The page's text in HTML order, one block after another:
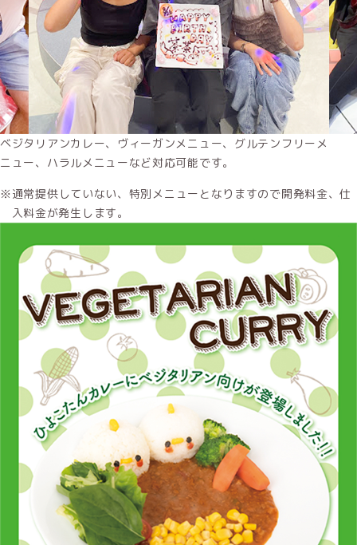
PREV
ベジタリアンカレー、ヴィーガンメニュー、グルテンフリーメ
ニュー、ハラルメニューなど対応可能です。
通常提供していない、特別メニューとなりますので開発料金、仕
入料金が発生します。